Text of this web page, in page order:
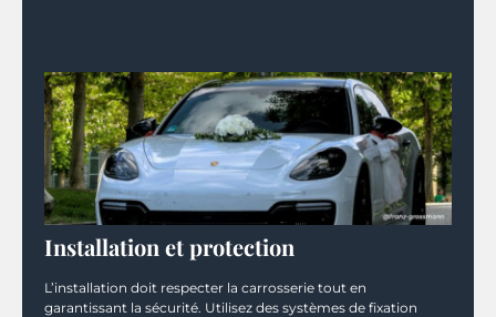
Installation et protection
L’installation doit respecter la carrosserie tout en
garantissant la sécurité. Utilisez des systèmes de fixation